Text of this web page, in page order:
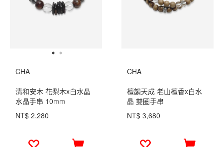
CHA
清和安木 花梨木x白水晶
水晶手串 10mm
NT$ 2,280
CHA
檀韻天成 老山檀香x白水
晶 雙圈手串
NT$ 3,680